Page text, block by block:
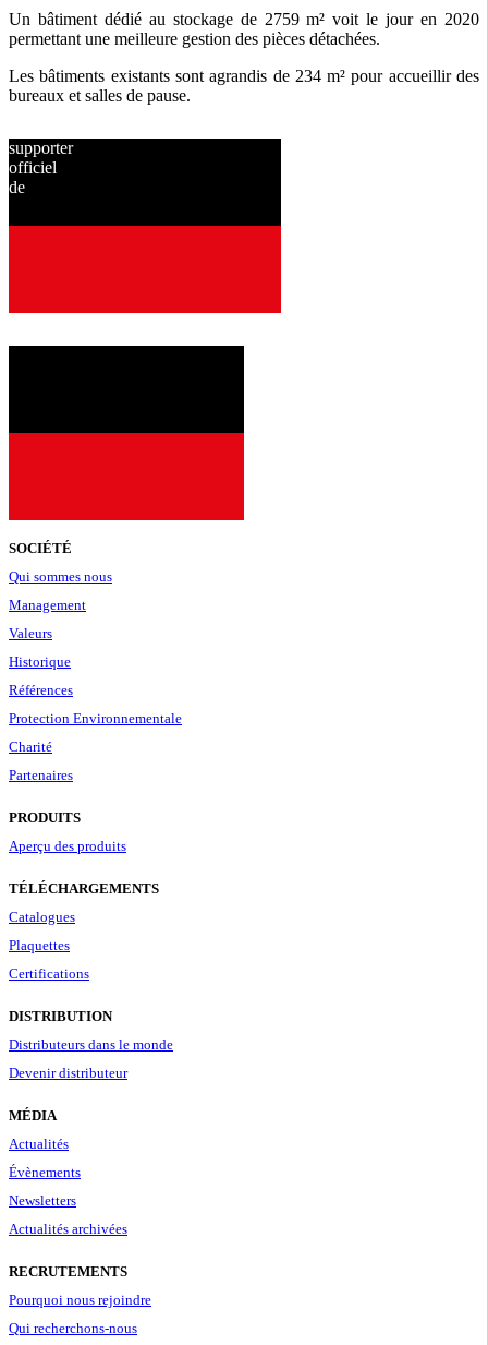
Un bâtiment dédié au stockage de 2759 m² voit le jour en 2020
permettant une meilleure gestion des pièces détachées.
Les bâtiments existants sont agrandis de 234 m² pour accueillir des
bureaux et salles de pause.
supporter
officiel
de
SOCIÉTÉ
Qui sommes nous
Management
Valeurs
Historique
Références
Protection Environnementale
Charité
Partenaires
PRODUITS
Aperçu des produits
TÉLÉCHARGEMENTS
Catalogues
Plaquettes
Certifications
DISTRIBUTION
Distributeurs dans le monde
Devenir distributeur
MÉDIA
Actualités
Évènements
Newsletters
Actualités archivées
RECRUTEMENTS
Pourquoi nous rejoindre
Qui recherchons-nous